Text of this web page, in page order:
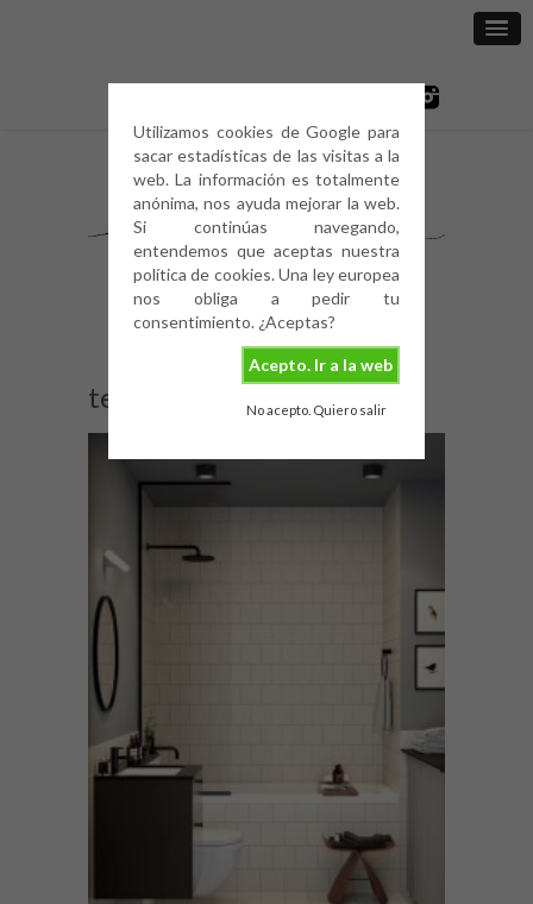
Utilizamos cookies de Google para
sacar estadísticas de las visitas a la
web. La información es totalmente
anónima, nos ayuda mejorar la web.
Si continúas navegando,
entendemos que aceptas nuestra
política de cookies. Una ley europea
nos obliga a pedir tu
consentimiento. ¿Aceptas?
Acepto. Ir a la web
No acepto. Quiero salir
tendencias-para-baño